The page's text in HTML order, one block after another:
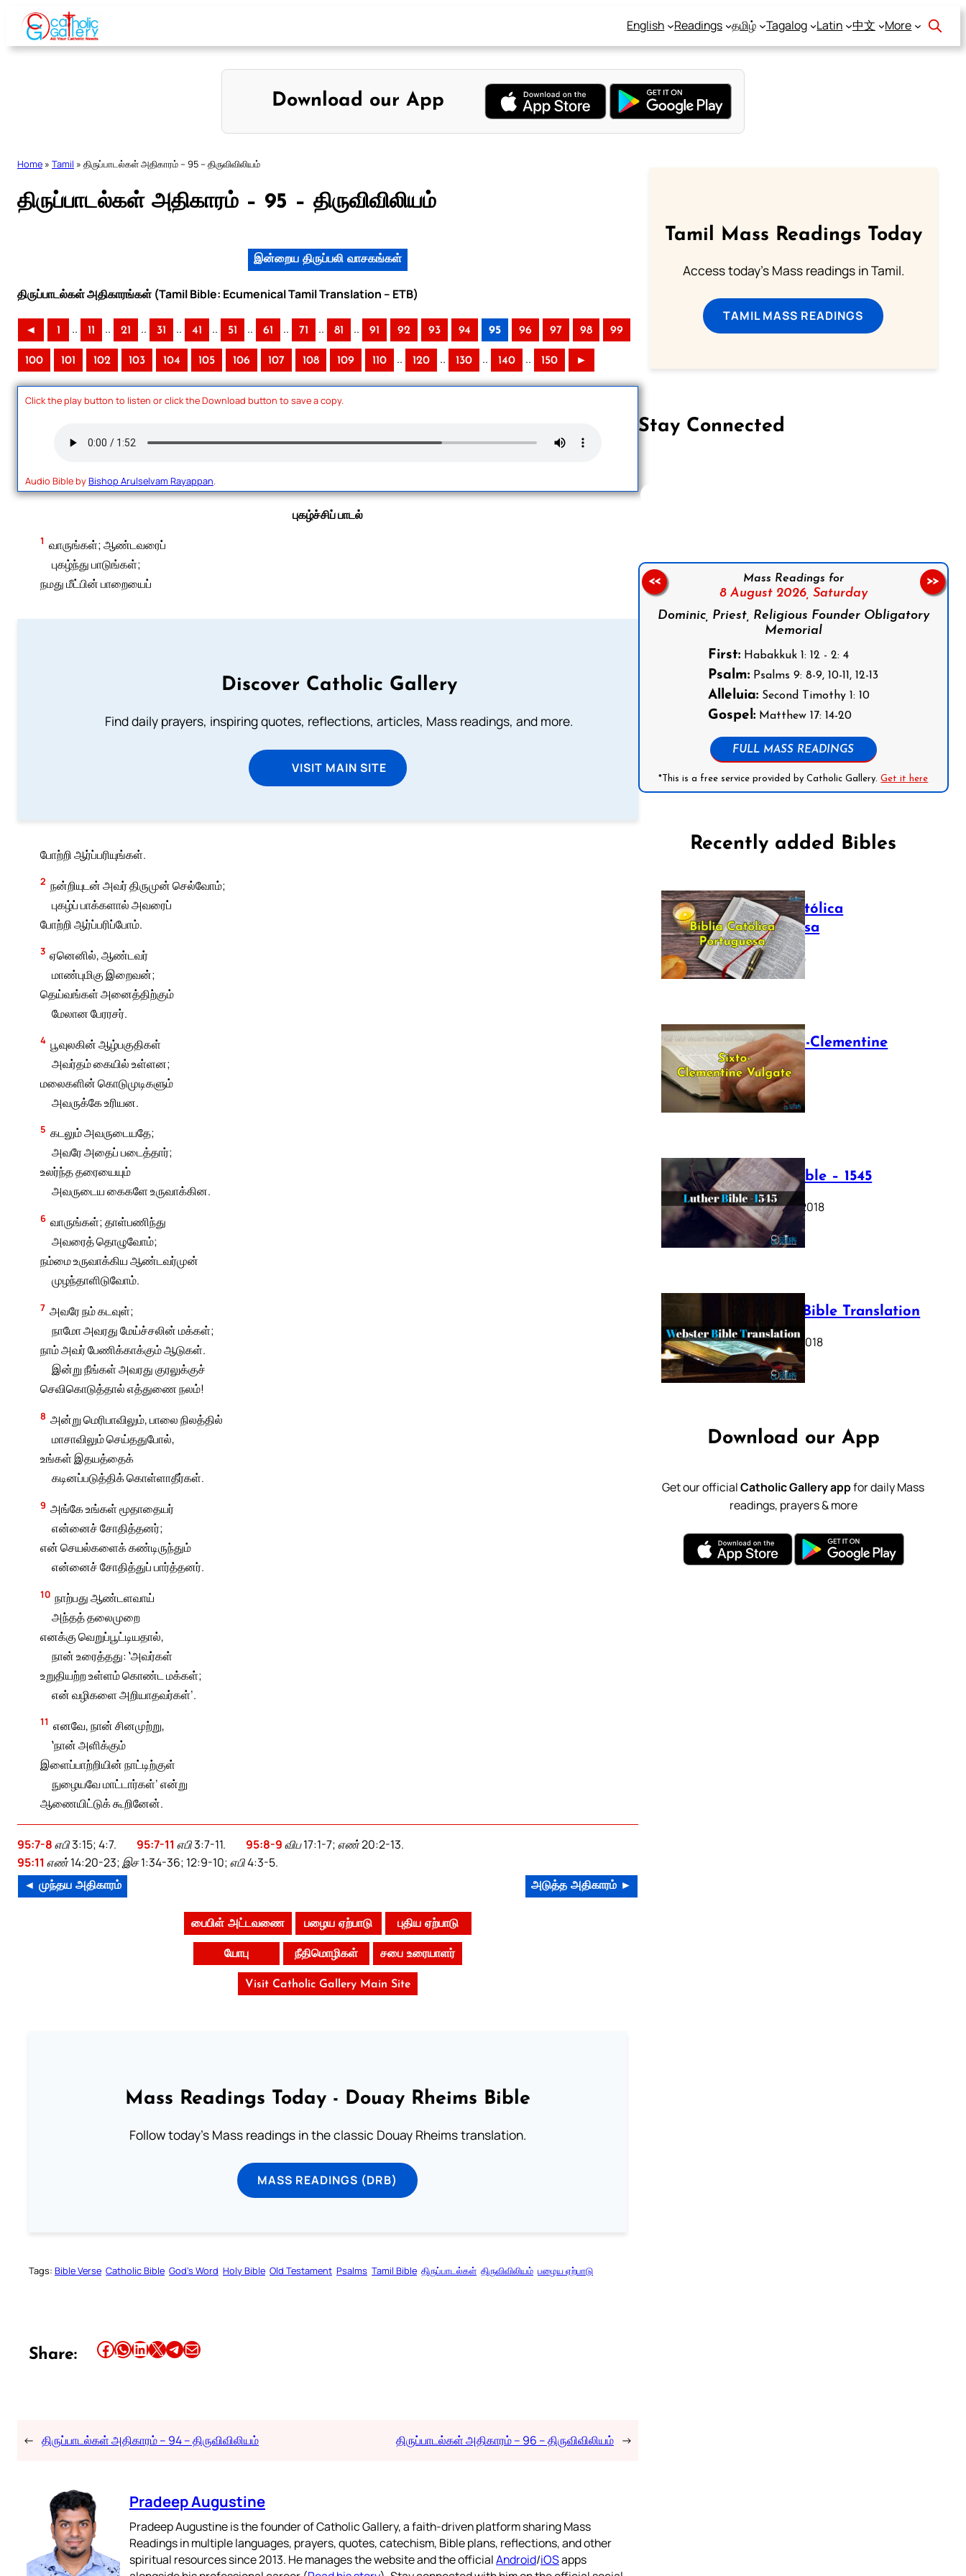
Skip
content
English Readings தமிழ் Tagalog Latin 中文 More
Download our App
Home » Tamil » திருப்பாடல்கள் அதிகாரம் – 95 – திருவிவிலியம்
திருப்பாடல்கள் அதிகாரம் – 95 – திருவிவிலியம்
இன்றைய திருப்பலி வாசகங்கள்
திருப்பாடல்கள் அதிகாரங்கள் (Tamil Bible: Ecumenical Tamil Translation – ETB)
◄ 1 .. 11 .. 21 .. 31 .. 41 .. 51 .. 61 .. 71 .. 81 .. 91 92 93 94 95 96 97 98 99
100 101 102 103 104 105 106 107 108 109 110 .. 120 .. 130 .. 140 .. 150 ►
Click the play button to listen or click the Download button to save a copy.
Audio Bible byBishop Arulselvam Rayappan.
புகழ்ச்சிப் பாடல்
1 வாருங்கள்; ஆண்டவரைப்
புகழ்ந்து பாடுங்கள்;
நமது மீட்பின் பாறையைப்
Discover Catholic Gallery
Find daily prayers, inspiring quotes, reflections, articles, Mass readings, and more.
VISIT MAIN SITE
போற்றி ஆர்ப்பரியுங்கள்.
2 நன்றியுடன் அவர் திருமுன் செல்வோம்;
புகழ்ப் பாக்களால் அவரைப்
போற்றி ஆர்ப்பரிப்போம்.
3 ஏனெனில், ஆண்டவர்
மாண்புமிகு இறைவன்;
தெய்வங்கள் அனைத்திற்கும்
மேலான பேரரசர்.
4 பூவுலகின் ஆழ்பகுதிகள்
அவர்தம் கையில் உள்ளன;
மலைகளின் கொடுமுடிகளும்
அவருக்கே உரியன.
5 கடலும் அவருடையதே;
அவரே அதைப் படைத்தார்;
உலர்ந்த தரையையும்
அவருடைய கைகளே உருவாக்கின.
6 வாருங்கள்; தாள்பணிந்து
அவரைத் தொழுவோம்;
நம்மை உருவாக்கிய ஆண்டவர்முன்
முழந்தாளிடுவோம்.
7 அவரே நம் கடவுள்;
நாமோ அவரது மேய்ச்சலின் மக்கள்;
நாம் அவர் பேணிக்காக்கும் ஆடுகள்.
இன்று நீங்கள் அவரது குரலுக்குச்
செவிகொடுத்தால் எத்துணை நலம்!
8 அன்று மெரிபாவிலும், பாலை நிலத்தில்
மாசாவிலும் செய்ததுபோல்,
உங்கள் இதயத்தைக்
கடினப்படுத்திக் கொள்ளாதீர்கள்.
9 அங்கே உங்கள் மூதாதையர்
என்னைச் சோதித்தனர்;
என் செயல்களைக் கண்டிருந்தும்
என்னைச் சோதித்துப் பார்த்தனர்.
10 நாற்பது ஆண்டளவாய்
அந்தத் தலைமுறை
எனக்கு வெறுப்பூட்டியதால்,
நான் உரைத்தது: ‛அவர்கள்
உறுதியற்ற உள்ளம் கொண்ட மக்கள்;
என் வழிகளை அறியாதவர்கள்’.
11 எனவே, நான் சினமுற்று,
‛நான் அளிக்கும்
இளைப்பாற்றியின் நாட்டிற்குள்
நுழையவே மாட்டார்கள்’ என்று
ஆணையிட்டுக் கூறினேன்.
95:7-8எபி 3:15; 4:7. 95:7-11 எபி 3:7-11. 95:8-9விப 17:1-7; எண் 20:2-13.
95:11 எண் 14:20-23; இச 1:34-36; 12:9-10; எபி 4:3-5.
◄ முந்தய அதிகாரம் அடுத்த அதிகாரம் ►
பைபிள் அட்டவணை பழைய ஏற்பாடு புதிய ஏற்பாடு
யோபு நீதிமொழிகள் சபை உரையாளர்
Visit Catholic Gallery Main Site
Mass Readings Today - Douay Rheims Bible
Follow today's Mass readings in the classic Douay Rheims translation.
MASS READINGS (DRB)
Tags: Bible Verse Catholic Bible God’s Word Holy Bible Old Testament Psalms Tamil Bible திருப்பாடல்கள் திருவிவிலியம் பழைய ஏற்பாடு
Share: Share this article on Facebook Share this article on WhatsApp Share this article on LinkedIn Share this article on X Share this article on TelegramEmail this Article
← திருப்பாடல்கள் அதிகாரம் – 94 – திருவிவிலியம் திருப்பாடல்கள் அதிகாரம் – 96 – திருவிவிலியம் →
Pradeep Augustine
Pradeep Augustine is the founder of Catholic Gallery, a faith-driven platform sharing Mass
Readings in multiple languages, prayers, quotes, catechism, Bible plans, reflections, and other
spiritual resources since 2013. He manages the website and the officialAndroid/iOSapps
Tamil Mass Readings Today
Access today's Mass readings in Tamil.
TAMIL MASS READINGS
Stay Connected
Follow us on Facebook
Mass Readings for
8 August 2026, Saturday
Dominic, Priest, Religious Founder Obligatory
Memorial
First: Habakkuk 1: 12 - 2: 4
Psalm: Psalms 9: 8-9, 10-11, 12-13
Alleluia: Second Timothy 1: 10
Gospel: Matthew 17: 14-20
FULL MASS READINGS
*This is a free service provided by Catholic Gallery.Get it here
<< >>
Recently added Bibles
Bíblia Católica
Portuguesa
July 16, 2025
The Sixto-Clementine
Vulgate
July 12, 2025
Luther Bible – 1545
October 17, 2018
Webster Bible Translation
October 11, 2018
Download our App
Get our officialCatholic Gallery appfor daily Mass
readings, prayers & more